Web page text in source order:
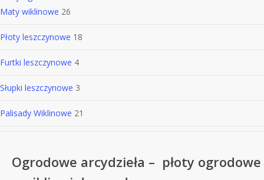
Maty wiklinowe 26
Płoty leszczynowe 18
Furtki leszczynowe 4
Słupki leszczynowe 3
Palisady Wiklinowe 21
Ogrodowe arcydzieła – płoty ogrodowe